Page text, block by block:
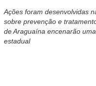
Ações foram desenvolvidas
sobre prevenção e
de Araguaína encenarão
estadual